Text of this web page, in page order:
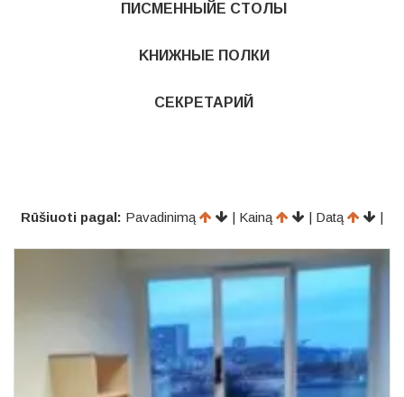
ПИСМЕННЫЙЕ СТОЛЫ
KНИЖНЫЕ ПОЛКИ
СЕКРЕТАРИЙ
Rūšiuoti pagal: Pavadinimą | Kainą | Datą |